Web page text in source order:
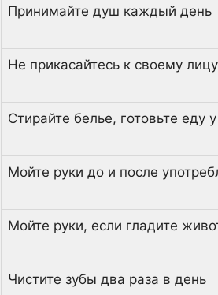
Принимайте душ каждый день
Не прикасайтесь к своему
Стирайте белье, готовьте еду
Мойте руки до и после
Мойте руки, если гладите
Чистите зубы два раза в день